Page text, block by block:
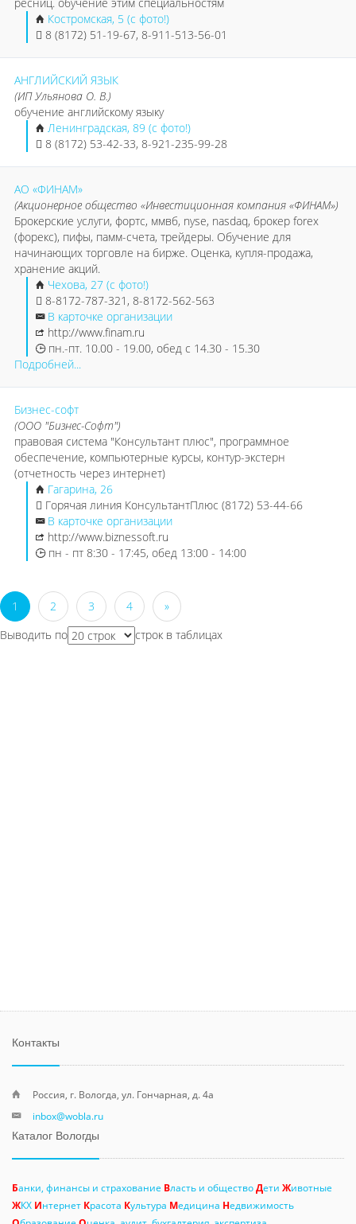
Костромская, 5 (с фото!)
8 (8172) 51-19-67, 8-911-513-56-01
АНГЛИЙСКИЙ ЯЗЫК
(ИП Ульянова О. В.)
обучение английскому языку
Ленинградская, 89 (с фото!)
8 (8172) 53-42-33, 8-921-235-99-28
АО «ФИНАМ»
(Акционерное общество «Инвестиционная компания «ФИНАМ»)
Брокерские услуги, фортс, ммвб, nyse, nasdaq, брокер forex
(форекс), пифы, памм-счета, трейдеры. Обучение для
начинающих торговле на бирже. Оценка, купля-продажа,
хранение акций.
Чехова, 27 (с фото!)
8-8172-787-321, 8-8172-562-563
В карточке организации
http://www.finam.ru
пн.-пт. 10.00 - 19.00, обед с 14.30 - 15.30
Подробней...
Бизнес-софт
(ООО "Бизнес-Софт")
правовая система "Консультант плюс", программное
обеспечение, компьютерные курсы, контур-экстерн
(отчетность через интернет)
Гагарина, 26
Горячая линия КонсультантПлюс (8172) 53-44-66
В карточке организации
http://www.biznessoft.ru
пн - пт 8:30 - 17:45, обед 13:00 - 14:00
1 2 3 4
»
Выводить по
строк в таблицах
Контакты
Россия, г. Вологда, ул. Гончарная, д. 4а
inbox@wobla.ru
Каталог Вологды
Банки, финансы и страхование Власть и обществоДети Животные
ЖКХ Интернет Красота Культура Медицина Недвижимость